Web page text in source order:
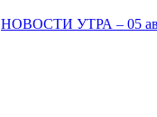
НОВОСТИ УТРА – 05